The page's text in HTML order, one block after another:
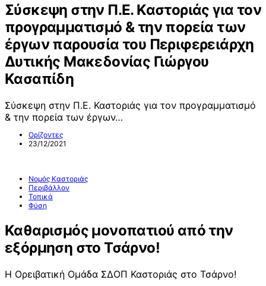
Σύσκεψη στην Π.Ε. Καστοριάς για τον
προγραμματισμό & την πορεία των
έργων παρουσία του Περιφερειάρχη
Δυτικής Μακεδονίας Γιώργου
Κασαπίδη
Σύσκεψη στην Π.Ε. Καστοριάς για τον προγραμματισμό
& την πορεία των έργων…
Ορίζοντες
23/12/2021
Νομός Καστοριάς
Περιβάλλον
Τοπικά
Φύση
Καθαρισμός μονοπατιού από την
εξόρμηση στο Τσάρνο!
Η Ορειβατική Ομάδα ΣΔΟΠ Καστοριάς στο Τσάρνο!